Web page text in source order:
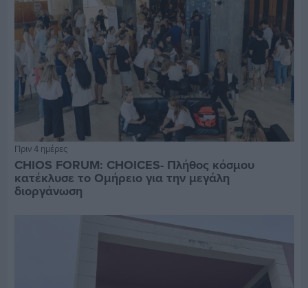
Πριν 4 ημέρες
CHIOS FORUM: CHOICES- Πλήθος κόσμου
κατέκλυσε το Ομήρειο για την μεγάλη
διοργάνωση